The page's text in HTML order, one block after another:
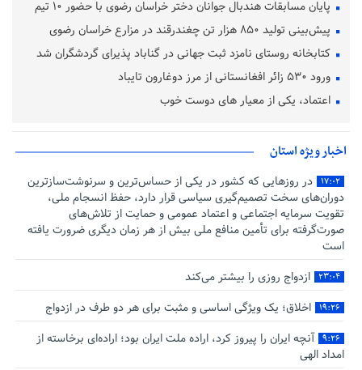
پایان مسابقات هندبال جوانان دختر خراسان رضوی با حضور ۱۰ تیم
پیش‌بینی تولید ۸۵۰ هزار تن چغندرقند در مزارع خراسان رضوی
کتابخانه روستای نامزد ثبت جهانی در گناباد پذیرای گردشگران شد
ورود ۵۳۰ زائر افغانستانی از مرز دوغارون تایباد
اعتماد، یکی از معیار های دوست خوب
اخبار ویژه استان
۱۷:۰۲
در روزهایی که کشور در یکی از حساس‌ترین و سرنوشت‌سازترین
دوران‌های سخت تصمیم‌گیری سیاسی قرار دارد، حفظ انسجام ملی،
تقویت سرمایه اجتماعی و اعتماد عمومی و حمایت از تلاش‌های
صورت‌گرفته برای تأمین منافع ملی بیش از هر زمان دیگری ضرورت یافته
است
۲۳:۰۴ ازدواج روزی را بیشتر می‌کند
۱۹:۲۶ اخلاق؛ یک ویژگی اساسی و مثبت برای هر دو طرف در ازدواج
۹:۲۶
آنچه ایران را پیروز کرد، اراده ملت ایران بود؛ اراده‌ای برخاسته از
امداد الهی